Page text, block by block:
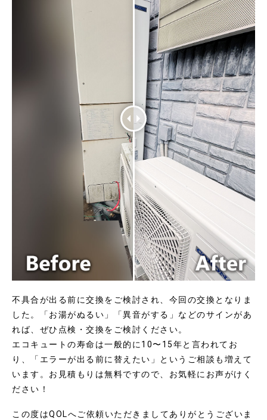
不具合が出る前に交換をご検討され、今回の交換となりま
した。「お湯がぬるい」「異音がする」などのサインがあ
れば、ぜひ点検・交換をご検討ください。
エコキュートの寿命は一般的に10〜15年と言われてお
り、「エラーが出る前に替えたい」というご相談も増えて
います。お見積もりは無料ですので、お気軽にお声がけく
ださい！
この度はQOLへご依頼いただきましてありがとうございま